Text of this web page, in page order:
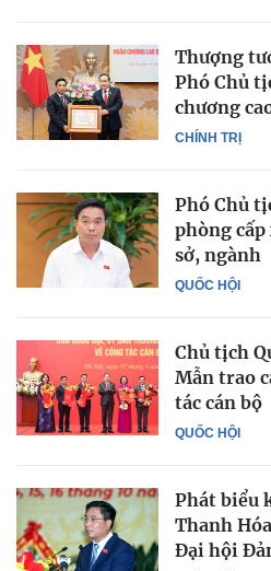
CHÍNH TRỊ
Thượng
Phó Chủ
chương
QUỐC HỘI
Phó Chủ
phòng cấp
sở, ngành
QUỐC HỘI
Chủ tịch
Mẫn trao
tác cán bộ
Phát biểu
Thanh
Đại hội